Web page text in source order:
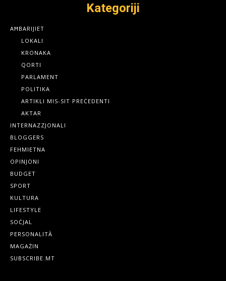
Kategoriji
AĦBARIJIET
LOKALI
KRONAKA
QORTI
PARLAMENT
POLITIKA
ARTIKLI MIS-SIT PREĊEDENTI
AKTAR
INTERNAZZJONALI
BLOGGERS
FEHMIETNA
OPINJONI
BUDGET
SPORT
KULTURA
LIFESTYLE
SOĊJAL
PERSONALITÀ
MAGAŻIN
SUBSCRIBE.MT